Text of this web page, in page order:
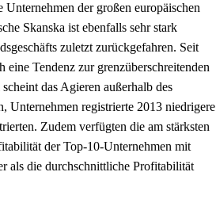
der großen europäischen
Skanska ist ebenfalls sehr stark
zuletzt zurückgefahren. Seit
Tendenz zur grenzüberschreitenden
das Agieren außerhalb des
Unternehmen registrierte 2013 niedrigere
Zudem verfügten die am stärksten
der Top-10-Unternehmen mit
als die durchschnittliche Profitabilität